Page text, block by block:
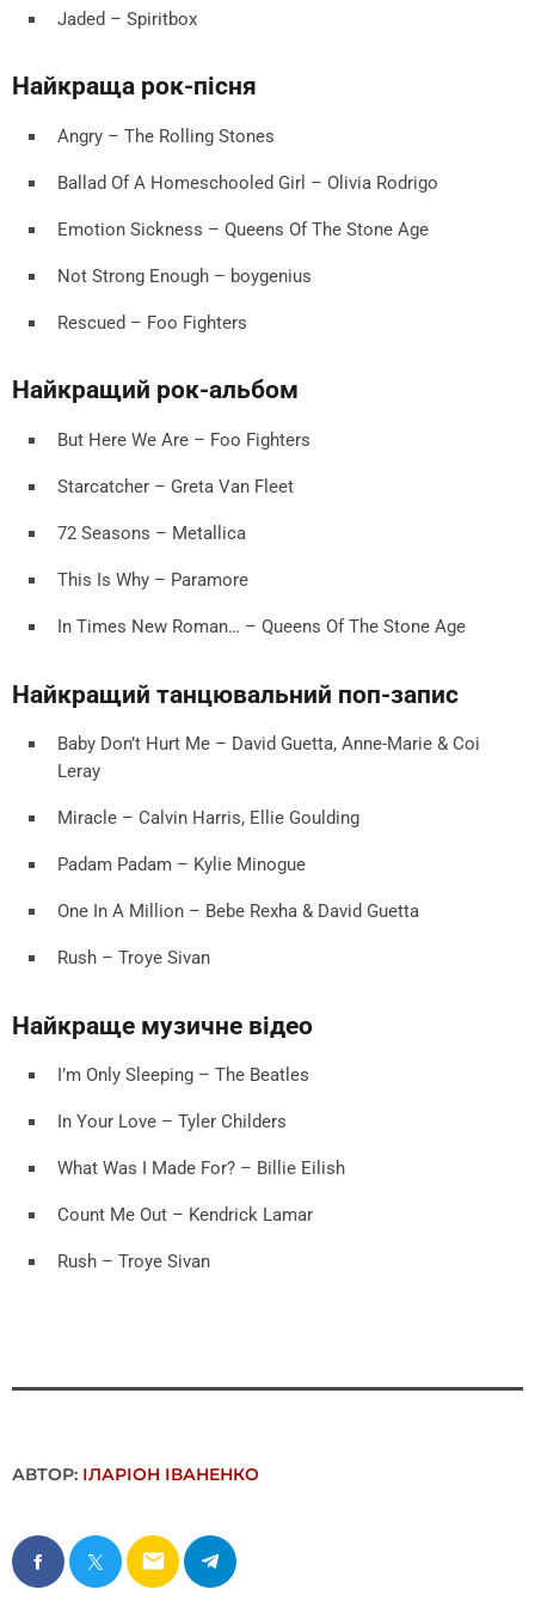
Jaded – Spiritbox
Найкраща рок-пісня
Angry – The Rolling Stones
Ballad Of A Homeschooled Girl – Olivia Rodrigo
Emotion Sickness – Queens Of The Stone Age
Not Strong Enough – boygenius
Rescued – Foo Fighters
Найкращий рок-альбом
But Here We Are – Foo Fighters
Starcatcher – Greta Van Fleet
72 Seasons – Metallica
This Is Why – Paramore
In Times New Roman… – Queens Of The Stone Age
Найкращий танцювальний поп-запис
Baby Don’t Hurt Me – David Guetta, Anne-Marie & Coi
Leray
Miracle – Calvin Harris, Ellie Goulding
Padam Padam – Kylie Minogue
One In A Million – Bebe Rexha & David Guetta
Rush – Troye Sivan
Найкраще музичне відео
I’m Only Sleeping – The Beatles
In Your Love – Tyler Childers
What Was I Made For? – Billie Eilish
Count Me Out – Kendrick Lamar
Rush – Troye Sivan
АВТОР: ІЛАРІОН ІВАНЕНКО
email